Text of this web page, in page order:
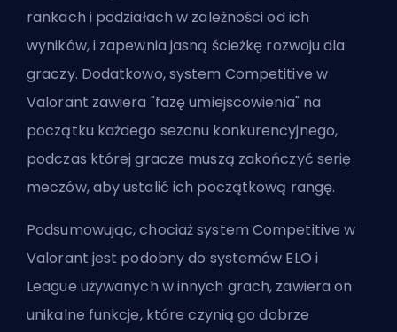
rankach i podziałach w zależności od ich
wyników, i zapewnia jasną ścieżkę rozwoju dla
graczy. Dodatkowo, system Competitive w
Valorant zawiera "fazę umiejscowienia" na
początku każdego sezonu konkurencyjnego,
podczas której gracze muszą zakończyć serię
meczów, aby ustalić ich początkową rangę.
Podsumowując, chociaż system Competitive w
Valorant jest podobny do systemów ELO i
League używanych w innych grach, zawiera on
unikalne funkcje, które czynią go dobrze